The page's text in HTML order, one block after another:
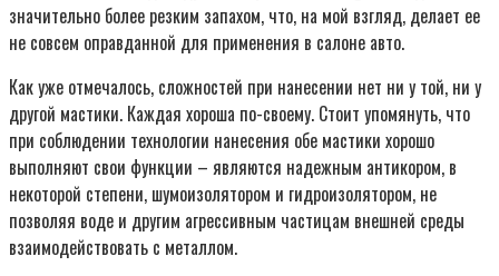
значительно более резким запахом, что, на мой взгляд, делает ее
не совсем оправданной для применения в салоне авто.
Как уже отмечалось, сложностей при нанесении нет ни у той, ни у
другой мастики. Каждая хороша по-своему. Стоит упомянуть, что
при соблюдении технологии нанесения обе мастики хорошо
выполняют свои функции – являются надежным антикором, в
некоторой степени, шумоизолятором и гидроизолятором, не
позволяя воде и другим агрессивным частицам внешней среды
взаимодействовать с металлом.